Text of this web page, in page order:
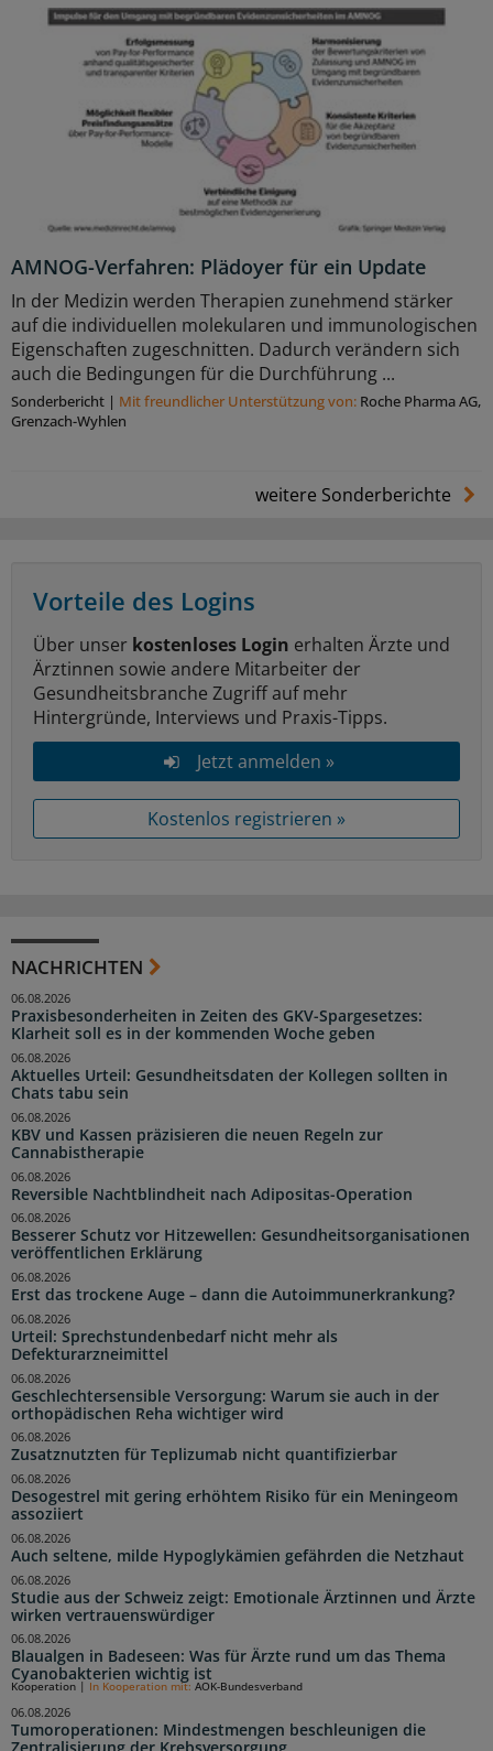
AMNOG-Verfahren: Plädoyer für ein Update
In der Medizin werden Therapien zunehmend stärker
auf die individuellen molekularen und immunologischen
Eigenschaften zugeschnitten. Dadurch verändern sich
auch die Bedingungen für die Durchführung ...
Sonderbericht | Mit freundlicher Unterstützung von: Roche Pharma AG,
Grenzach-Wyhlen
weitere Sonderberichte
Vorteile des Logins
Über unser kostenloses Login erhalten Ärzte und
Ärztinnen sowie andere Mitarbeiter der
Gesundheitsbranche Zugriff auf mehr
Hintergründe, Interviews und Praxis-Tipps.
Jetzt anmelden »
Kostenlos registrieren »
NACHRICHTEN
Praxisbesonderheiten in Zeiten des GKV-Spargesetzes:
Klarheit soll es in der kommenden Woche geben
06.08.2026
Aktuelles Urteil: Gesundheitsdaten der Kollegen sollten in
Chats tabu sein
06.08.2026
KBV und Kassen präzisieren die neuen Regeln zur
Cannabistherapie
06.08.2026
Reversible Nachtblindheit nach Adipositas-Operation
06.08.2026
Besserer Schutz vor Hitzewellen: Gesundheitsorganisationen
veröffentlichen Erklärung
06.08.2026
Erst das trockene Auge – dann die Autoimmunerkrankung?
06.08.2026
Urteil: Sprechstundenbedarf nicht mehr als
Defekturarzneimittel
06.08.2026
Geschlechtersensible Versorgung: Warum sie auch in der
orthopädischen Reha wichtiger wird
06.08.2026
Zusatznutzten für Teplizumab nicht quantifizierbar
06.08.2026
Desogestrel mit gering erhöhtem Risiko für ein Meningeom
assoziiert
06.08.2026
Auch seltene, milde Hypoglykämien gefährden die Netzhaut
06.08.2026
Studie aus der Schweiz zeigt: Emotionale Ärztinnen und Ärzte
wirken vertrauenswürdiger
06.08.2026
Blaualgen in Badeseen: Was für Ärzte rund um das Thema
Cyanobakterien wichtig ist
06.08.2026
Tumoroperationen: Mindestmengen beschleunigen die
Kooperation In Kooperation mit: AOK-Bundesverband
06.08.2026